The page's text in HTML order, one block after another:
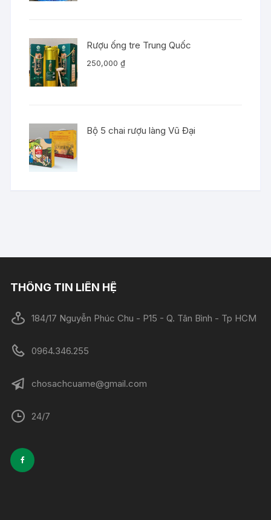
Rượu ống tre Trung Quốc
250,000₫
Bộ 5 chai rượu làng Vũ Đại
THÔNG TIN LIÊN HỆ
184/17 Nguyễn Phúc Chu - P15 - Q. Tân Bình - Tp HCM
0964.346.255
chosachcuame@gmail.com
24/7